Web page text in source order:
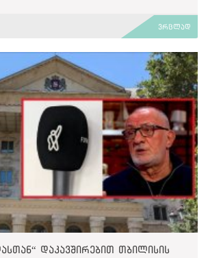
ვრცლად
დაკავშირებით თბილისის